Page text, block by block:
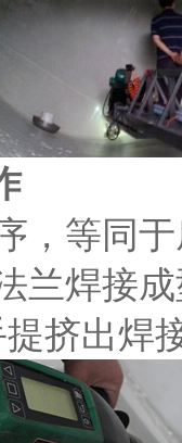
，等同
兰焊接
挤出焊